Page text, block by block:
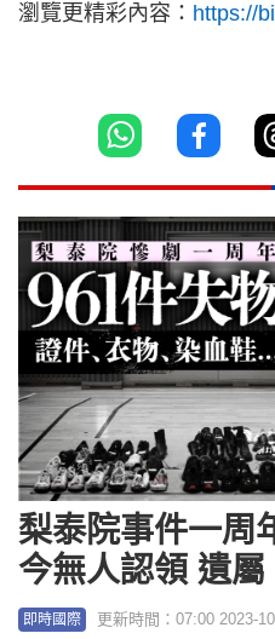
瀏覽更精彩內容： https://
梨泰院事件一周
今無人認領 遺
即時國際 更新時間：07:00 2023-